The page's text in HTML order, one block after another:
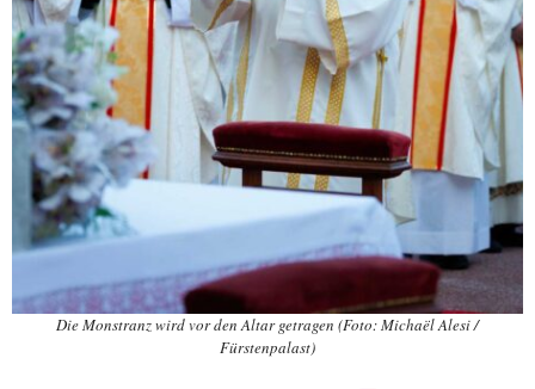
Die Monstranz wird vor den Altar getragen (Foto: Michaël Alesi /
Fürstenpalast)